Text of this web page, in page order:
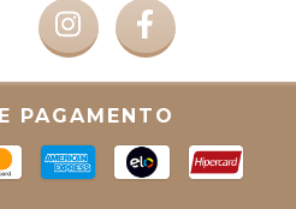
PAGAMENTO